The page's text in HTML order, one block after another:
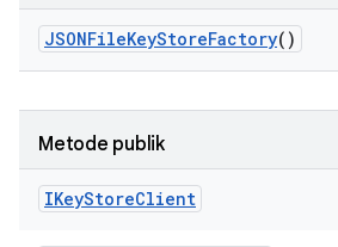
JSONFileKeyStoreFactory()
Metode publik
IKeyStoreClient